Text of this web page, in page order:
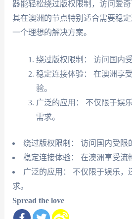
器能轻松绕过版权限制，访问爱奇
其在澳洲的节点特别适合需要稳
一个理想的解决方案。
绕过版权限制： 访问国内
稳定连接体验： 在澳洲享
验。
广泛的应用： 不仅限于娱
需求。
绕过版权限制： 访问国内受限
稳定连接体验： 在澳洲享受流
广泛的应用： 不仅限于娱乐，
求。
Spread the love